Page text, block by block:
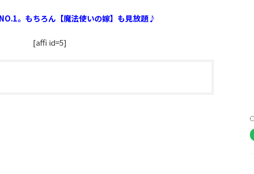
。もちろん【魔法使いの嫁】も見放題♪
[affi id=5]